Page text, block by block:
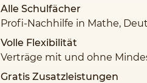
Alle Schulfächer
Profi-Nachhilfe in Mathe,
Volle Flexibilität
Verträge mit und ohne
Gratis Zusatzleistungen